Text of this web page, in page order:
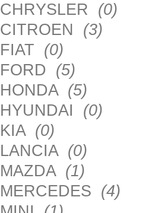
CHRYSLER (0)
CITROEN (3)
FIAT (0)
FORD (5)
HONDA (5)
HYUNDAI (0)
KIA (0)
LANCIA (0)
MAZDA (1)
MERCEDES (4)